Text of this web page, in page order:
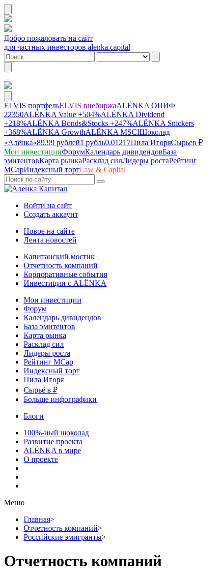
Добро пожаловать на сайт
для частных инвесторов alenka.capital
ELVIS портфельELVIS внебиржаALЁNKA ОПИФ
22350ALЁNKA Value +504%ALЁNKA Dividend
+218%ALЁNKA Bonds&Stocks +247%ALЁNKA Snickers
+368%ALЁNKA GrowthALЁNKA MSCIШоколад
«Алёнка»89.99 рублей1 рубль0.01217Пила ИгоряСырьев ₽
Мои инвестицииФорумКалендарь дивидендовБаза
эмитентовКарта рынкаРасклад силЛидеры ростаРейтинг
MCapИндексный тортLaw & Capital
Войти на сайт
Создать аккаунт
Новое на сайте
Лента новостей
Капитанский мостик
Отчетность компаний
Корпоративные события
Инвестиции с ALЁNKA
Мои инвестиции
Форум
Календарь дивидендов
База эмитентов
Карта рынка
Расклад сил
Лидеры роста
Рейтинг MCap
Индексный торт
Пила Игоря
Сырьё в ₽
Больше инфографики
Блоги
100%-ный шоколад
Развитие проекта
ALЁNKA в мире
О проекте
Меню
Главная>
Отчетность компаний>
Российские эмигранты>
Отчетность компаний